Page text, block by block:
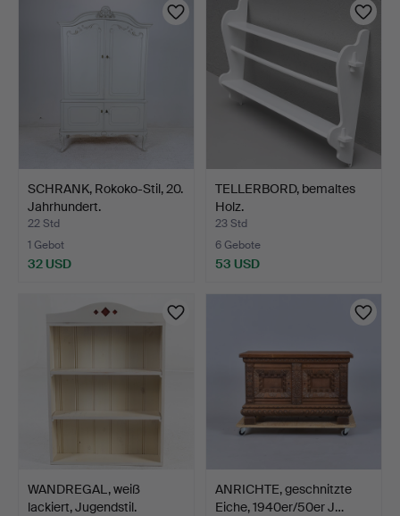
SCHRANK, Rokoko-Stil, 20.
Jahrhundert.
22 Std
1 Gebot
32 USD
TELLERBORD, bemaltes
Holz.
23 Std
6 Gebote
53 USD
WANDREGAL, weiß
lackiert, Jugendstil.
ANRICHTE, geschnitzte
Eiche, 1940er/50er J…